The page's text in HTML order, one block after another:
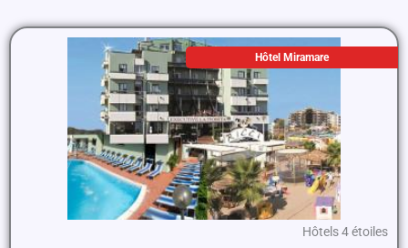
Hôtel Miramare
Hôtels 4 étoiles